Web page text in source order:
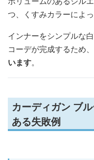
つ、くすみカラーによ
インナーをシンプルな
コーデが完成するため、
います。
カーディガン ブ
ある失敗例